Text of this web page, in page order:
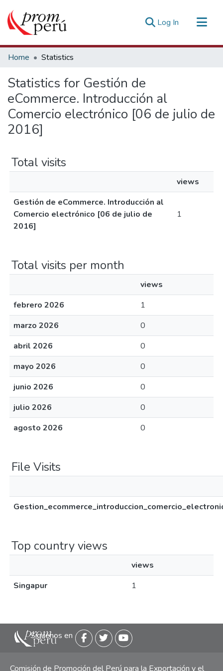
Log In (current)
Communities & Collections
Estadísticas Externas
Home Statistics
Statistics for Gestión de
eCommerce. Introducción al
Comercio electrónico [06 de julio de
2016]
Total visits
views
Gestión de eCommerce. Introducción al
Comercio electrónico [06 de julio de
2016]
1
Total visits per month
views
febrero 2026
1
marzo 2026
0
abril 2026
0
mayo 2026
0
junio 2026
0
julio 2026
0
agosto 2026
0
File Visits
Top country views
views
Singapur
1
Siguenos en
Comisión de Promoción del Perú para la Exportación y el